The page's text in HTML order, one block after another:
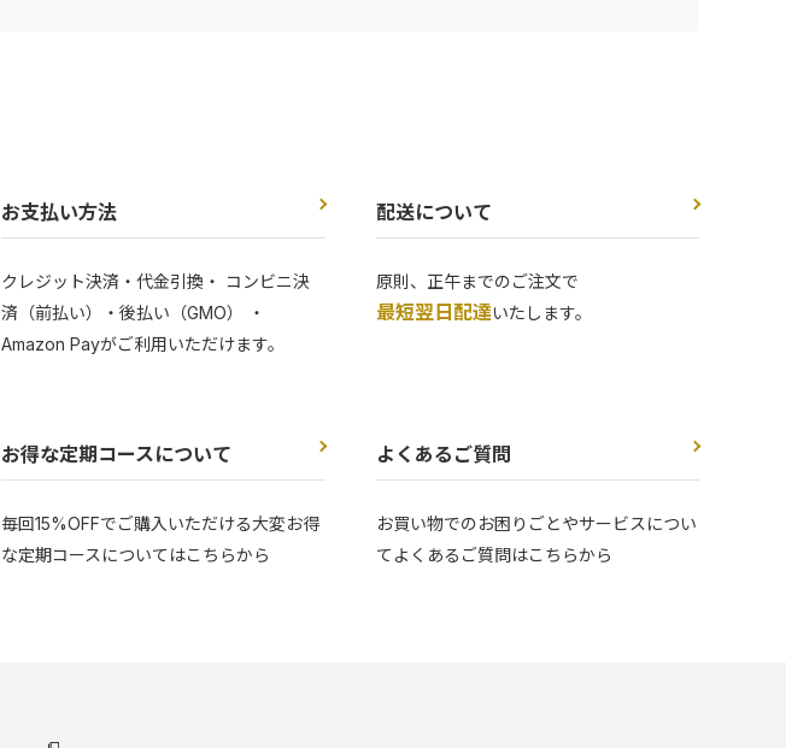
お支払い方法
クレジット決済・代金引換・ コンビニ決
済（前払い）・後払い（GMO） ・
Amazon Payがご利用いただけます。
配送について
原則、正午までのご注文で
最短翌日配達いたします。
お得な定期コースについて
毎回15%OFFでご購入いただける大変お得
な定期コースについてはこちらから
よくあるご質問
お買い物でのお困りごとやサービスについ
てよくあるご質問はこちらから